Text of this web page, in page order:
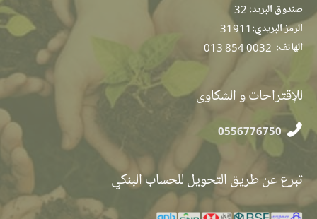
صندوق البريد:
الرمز البريدي: 31911
الهاتف: 013 854 0032
للإقتراحات و الشكاوى
0556776750
تبرع عن طريق التحويل للحساب البنكي